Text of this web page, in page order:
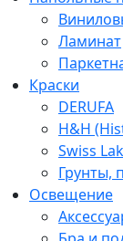
Ламинат
Краски
DERUFA
H&H
Swiss
Грунты,
Освещение